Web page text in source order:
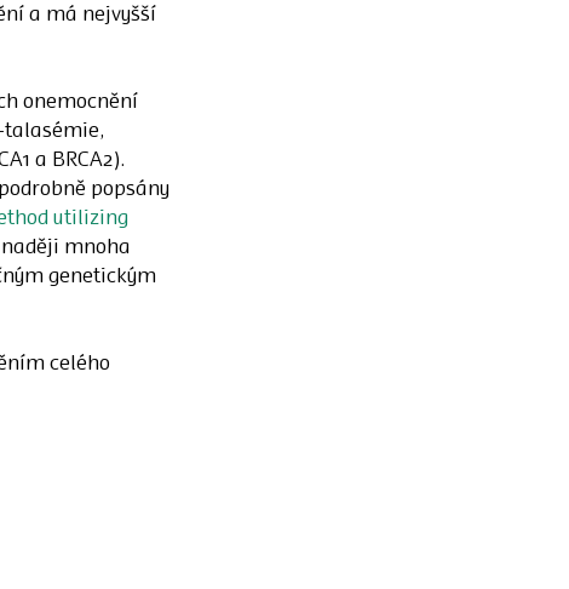
a má nejvyšší
onemocnění
talasémie,
a BRCA2).
popsány
utilizing
naději mnoha
genetickým
celého